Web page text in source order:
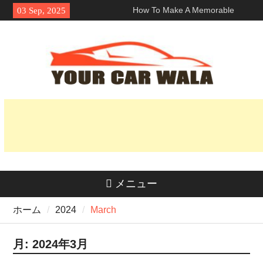
Skip
to
03 Sep, 2025
How To Make A Memorable
First Impression With A ロサン
タル?
車両輸送サービスにおける環境
に優しい選択肢の探求
魅力を解き明かす：なぜホンダ
メニュー
ホーム 2024 March
月: 2024年3月